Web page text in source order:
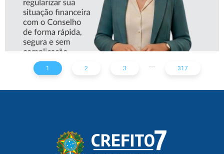
1 2 3 ... 317